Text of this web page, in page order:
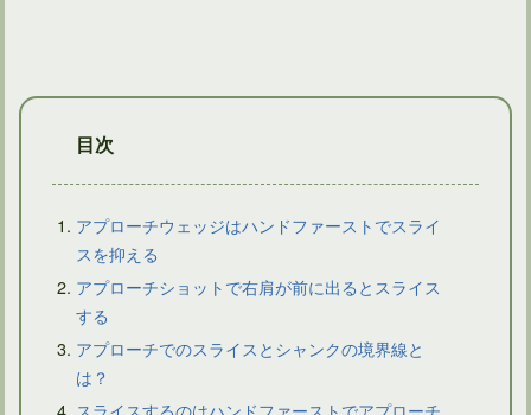
ドライバーショットでティーが後ろに飛ぶようなら問題あり？
目次
アプローチウェッジはハンドファーストでスライ
スを抑える
アプローチショットで右肩が前に出るとスライス
する
アプローチでのスライスとシャンクの境界線と
は？
スライスするのはハンドファーストでアプローチ